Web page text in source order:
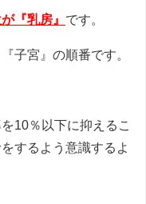
『乳房』 です。
子宮』の順番です。
10％以下に抑えるこ
するよう意識するよ